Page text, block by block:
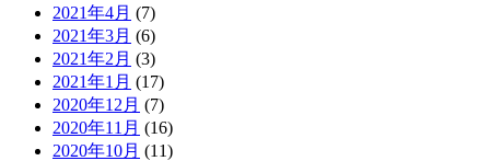
2021年4月 (7)
2021年3月 (6)
2021年2月 (3)
2021年1月 (17)
2020年12月 (7)
2020年11月 (16)
2020年10月 (11)